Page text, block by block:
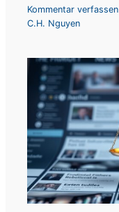
Kommentar verfassen
C.H. Nguyen